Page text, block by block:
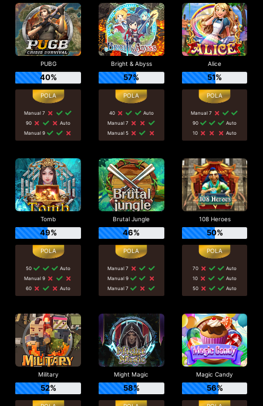
PUBG
40%
Manual 7
90
Auto
Manual 9
Bright & Abyss
57%
40
Auto
Manual 7
Manual 5
Alice
51%
Manual 7
90
Auto
10
Auto
Tomb
49%
50
Auto
Manual 9
60
Auto
Brutal Jungle
46%
Manual 7
Manual 9
Manual 7
108 Heroes
50%
70
Auto
10
Auto
50
Auto
Military
52%
Might Magic
58%
Magic Candy
56%